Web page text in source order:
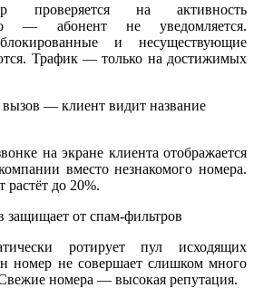
проверяется на активность
— абонент не уведомляется.
и несуществующие
Трафик — только на достижимых
— клиент видит название
на экране клиента отображается
вместо незнакомого номера.
растёт до 20%.
защищает от спам-фильтров
ротирует пул исходящих
номер не совершает слишком много
номера — высокая репутация.